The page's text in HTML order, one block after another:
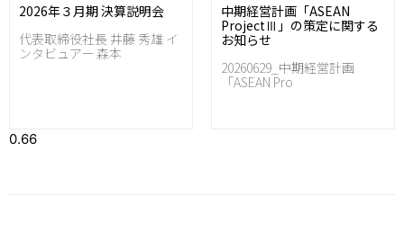
2026年３月期 決算説明会
代表取締役社長 井藤 秀雄 イ
ンタビュアー 森本
中期経営計画「ASEAN
ProjectⅢ」の策定に関する
お知らせ
20260629_中期経営計画
「ASEAN Pro